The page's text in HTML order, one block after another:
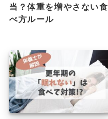
当？体重を増やさない食
べ方ルール